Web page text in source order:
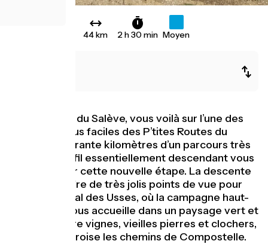
44 km 2 h 30 min Moyen
Après le défi du Salève, vous voilà sur l’une des
parties les plus faciles des P’tites Routes du
Soleil® ! Quarante kilomètres d’un parcours très
roulant à profil essentiellement descendant vous
attendent sur cette nouvelle étape. La descente
du Salève offre de très jolis points de vue pour
rejoindre le val des Usses, où la campagne haut-
savoyarde vous accueille dans un paysage vert et
vallonné. Entre vignes, vieilles pierres et clochers,
votre route croise les chemins de Compostelle.